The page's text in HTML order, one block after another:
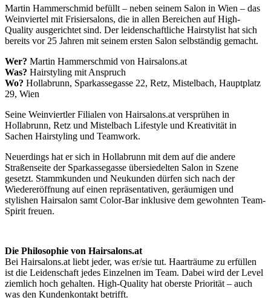
Martin Hammerschmid befüllt – neben seinem Salon in Wien – das
Weinviertel mit Frisiersalons, die in allen Bereichen auf High-
Quality ausgerichtet sind. Der leidenschaftliche Hairstylist hat sich
bereits vor 25 Jahren mit seinem ersten Salon selbständig gemacht.
Wer? Martin Hammerschmid von Hairsalons.at
Was? Hairstyling mit Anspruch
Wo? Hollabrunn, Sparkassegasse 22, Retz, Mistelbach, Hauptplatz
29, Wien
Seine Weinviertler Filialen von Hairsalons.at versprühen in
Hollabrunn, Retz und Mistelbach Lifestyle und Kreativität in
Sachen Hairstyling und Teamwork.
Neuerdings hat er sich in Hollabrunn mit dem auf die andere
Straßenseite der Sparkassegasse übersiedelten Salon in Szene
gesetzt. Stammkunden und Neukunden dürfen sich nach der
Wiedereröffnung auf einen repräsentativen, geräumigen und
stylishen Hairsalon samt Color-Bar inklusive dem gewohnten Team-
Spirit freuen.
Die Philosophie von Hairsalons.at
Bei Hairsalons.at liebt jeder, was er/sie tut. Haarträume zu erfüllen
ist die Leidenschaft jedes Einzelnen im Team. Dabei wird der Level
ziemlich hoch gehalten. High-Quality hat oberste Priorität – auch
was den Kundenkontakt betrifft.